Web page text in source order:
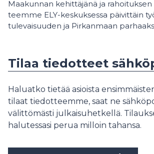
Maakunnan kehittäjänä ja
teemme ELY-keskuksessa päivittäin
tulevaisuuden ja Pirkanmaan
Tilaa tiedotteet
Haluatko tietää asioista
tilaat tiedotteemme, saat ne
välittömästi julkaisuhetkellä.
halutessasi perua milloin tahansa.